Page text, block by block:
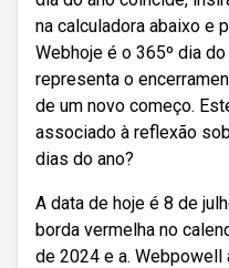
na calculadora abaixo e
Webhoje é o 365º dia
representa o
de um novo começo.
associado à reflexão
dias do ano?
A data de hoje é 8 de
borda vermelha no
de 2024 e a. Webpowell